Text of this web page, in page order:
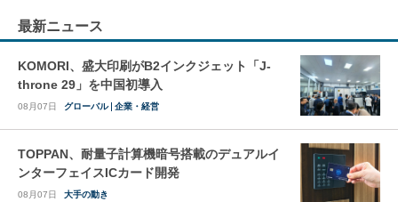
最新ニュース
KOMORI、盛大印刷がB2インクジェット「J-
throne 29」を中国初導入
08月07日 グローバル 企業・経営
TOPPAN、耐量子計算機暗号搭載のデュアルイ
ンターフェイスICカード開発
08月07日 大手の動き